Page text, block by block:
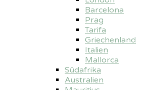
Barcelona
Prag
Tarifa
Griechenland
Italien
Mallorca
Südafrika
Australien